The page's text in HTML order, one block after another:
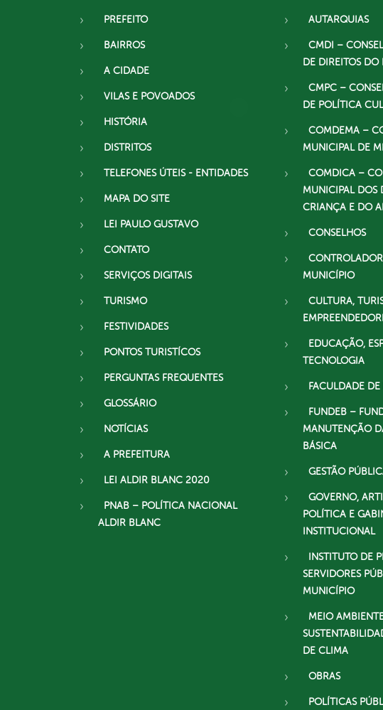
PREFEITO
BAIRROS
A CIDADE
VILAS E POVOADOS
HISTÓRIA
DISTRITOS
TELEFONES ÚTEIS - ENTIDADES
MAPA DO SITE
LEI PAULO GUSTAVO
CONTATO
SERVIÇOS DIGITAIS
TURISMO
FESTIVIDADES
PONTOS TURISTÍCOS
PERGUNTAS FREQUENTES
GLOSSÁRIO
NOTÍCIAS
A PREFEITURA
LEI ALDIR BLANC 2020
PNAB – POLÍTICA NACIONAL
ALDIR BLANC
AUTARQUIAS
CMDI –
DE DIREITOS DO
CMPC –
DE POLÍTICA
COMDEMA –
MUNICIPAL DE
COMDICA –
MUNICIPAL DOS
CRIANÇA E DO
CONSELHOS
MUNICÍPIO
CULTURA,
EDUCAÇÃO,
TECNOLOGIA
FACULDADE
FUNDEB –
MANUTENÇÃO
BÁSICA
GESTÃO
GOVERNO,
POLÍTICA E
INSTITUCIONAL
INSTITUTO DE
SERVIDORES
MUNICÍPIO
MEIO
DE CLIMA
OBRAS
POLÍTICAS